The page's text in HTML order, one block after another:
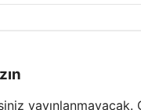
yayınlanmayacak.